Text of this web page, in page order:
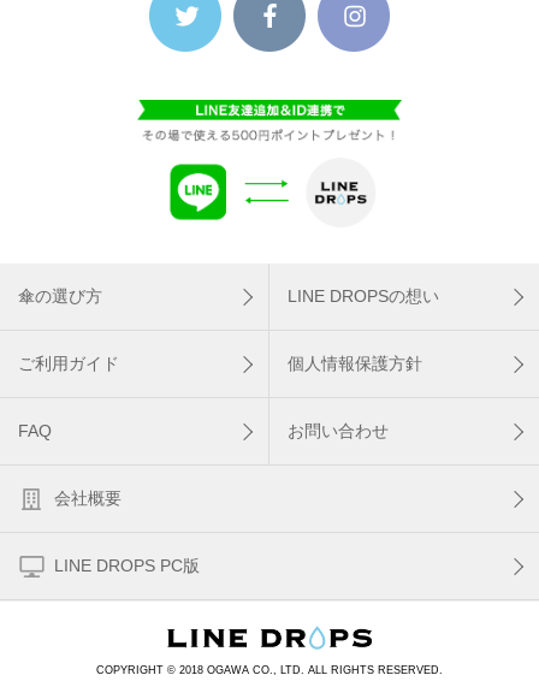
傘の選び方 LINE DROPSの想い
ご利用ガイド 個人情報保護方針
FAQ お問い合わせ
会社概要
LINE DROPS PC版
COPYRIGHT © 2018 OGAWA CO., LTD. ALL RIGHTS RESERVED.